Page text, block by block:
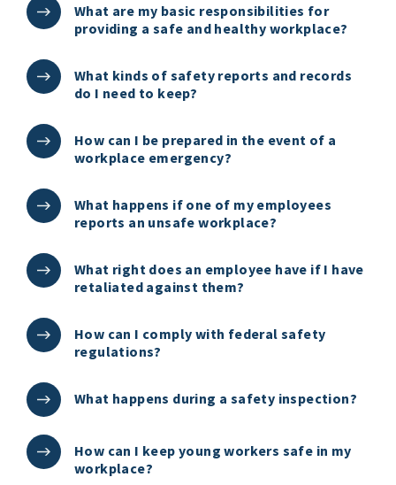
What are my basic responsibilities for
providing a safe and healthy workplace?
What kinds of safety reports and records
do I need to keep?
How can I be prepared in the event of a
workplace emergency?
What happens if one of my employees
reports an unsafe workplace?
What right does an employee have if I have
retaliated against them?
How can I comply with federal safety
regulations?
What happens during a safety inspection?
How can I keep young workers safe in my
workplace?